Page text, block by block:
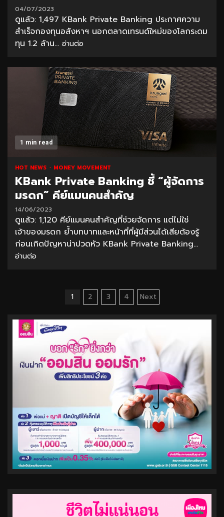
04/07/2023
ดูแล้ว: 1,497 KBank Private Banking ประกาศความ
สำเร็จกองทุนอสังหาฯ นอกตลาดเทรนด์ใหม่ของโลกระดม
ทุน 1.2 ล้าน... อ่านต่อ
1 min read
HOT NEWS MONEY MOVEMENT
KBank Private Banking ชี้ “ผู้จัดการ
มรดก” คีย์แมนคนสำคัญ
14/06/2023
ดูแล้ว: 1,120 คีย์แมนคนสำคัญที่ช่วยจัดการ แต่ไม่ใช่
เจ้าของมรดก ย้ำบทบาทและหน้าที่ที่ผู้มีส่วนได้เสียต้องรู้
ก่อนเกิดปัญหาน่าปวดหัว KBank Private Banking...
อ่านต่อ
Posts
pagination
1 2 3 4 Next